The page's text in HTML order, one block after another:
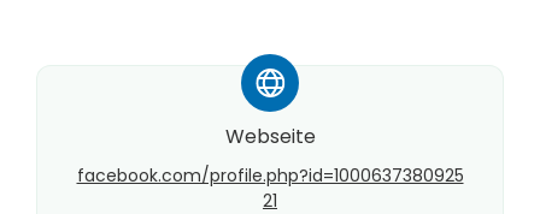
*
Webseite
facebook.com/profile.php?id=1000637380925
21